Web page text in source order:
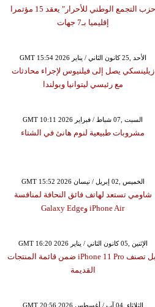
حزب التجمع الوطني للأحرار" يعقد 15 مؤتمرا
إقليميا بـ7 جهات
GMT 15:54 2026 الأحد ,25 كانون الثاني / يناير
زيلينسكي يصل إلى فيلنيوس لإجراء محادثات
مع رئيسي ليتوانيا وبولندا
GMT 10:11 2026 السبت ,07 شباط / فبراير
مشروبات طبيعية لنوم هانئ في الشتاء
GMT 15:52 2026 الخميس ,02 إبريل / نيسان
شاومي تستعد لهاتف فائق النحافة لمنافسة
iPhone Air وGalaxy Edge
GMT 16:20 2026 الإثنين ,05 كانون الثاني / يناير
آبل تصنف iPhone 11 Pro ضمن قائمة المنتجات
القديمة
GMT 20:56 2026 الثلاثاء ,04 آب / أغسطس